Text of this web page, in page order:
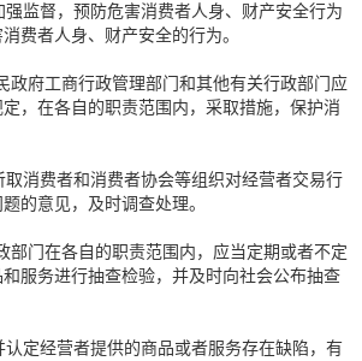
监督，预防危害消费者人身、财产安全行为
费者人身、财产安全的行为。
府工商行政管理部门和其他有关行政部门应
，在各自的职责范围内，采取措施，保护消
消费者和消费者协会等组织对经营者交易行
的意见，及时调查处理。
门在各自的职责范围内，应当定期或者不定
服务进行抽查检验，并及时向社会公布抽查
定经营者提供的商品或者服务存在缺陷，有